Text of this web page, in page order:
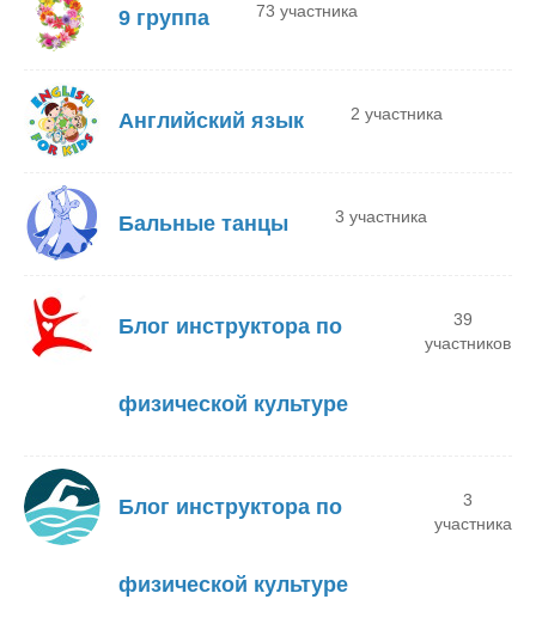
9 группа 73 участника
Английский язык 2 участника
Бальные танцы 3 участника
Блог инструктора по
физической культуре
39
участников
Блог инструктора по
физической культуре
3
участника